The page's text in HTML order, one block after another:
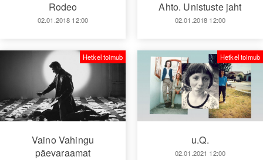
Rodeo
02.01.2018 12:00
Ahto. Unistuste jaht
02.01.2018 12:00
Vaino Vahingu
päevaraamat
Hetkel toimub
u.Q.
02.01.2021 12:00
Hetkel toimub